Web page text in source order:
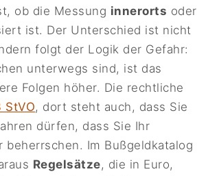
ob die Messung innerorts oder
ist. Der Unterschied ist nicht
folgt der Logik der Gefahr:
unterwegs sind, ist das
Folgen höher. Die rechtliche
StVO, dort steht auch, dass Sie
dürfen, dass Sie Ihr
beherrschen. Im Bußgeldkatalog
Regelsätze, die in Euro,